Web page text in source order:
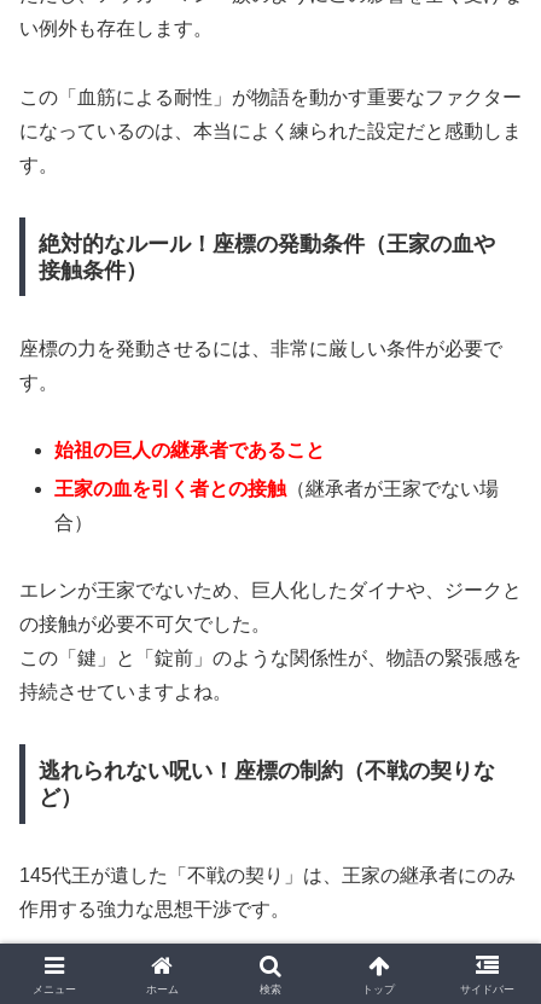
い例外も存在します。
この「血筋による耐性」が物語を動かす重要なファクター
になっているのは、本当によく練られた設定だと感動しま
す。
絶対的なルール！座標の発動条件（王家の血や
接触条件）
座標の力を発動させるには、非常に厳しい条件が必要で
す。
始祖の巨人の継承者であること
王家の血を引く者との接触 （継承者が王家でない場
合）
エレンが王家でないため、巨人化したダイナや、ジークと
の接触が必要不可欠でした。
この「鍵」と「錠前」のような関係性が、物語の緊張感を
持続させていますよね。
逃れられない呪い！座標の制約（不戦の契りな
ど）
145代王が遺した「不戦の契り」は、王家の継承者にのみ
作用する強力な思想干渉です。
たとえ座標の力があっても、壁の中の王たちは人類を救う
メニュー ホーム 検索 トップ サイドバー